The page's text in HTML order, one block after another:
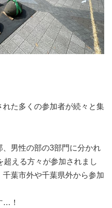
た多くの参加者が続々と集
男性の部の3部門に分かれ
超える方々が参加されまし
葉市外や千葉県外から参加
…！